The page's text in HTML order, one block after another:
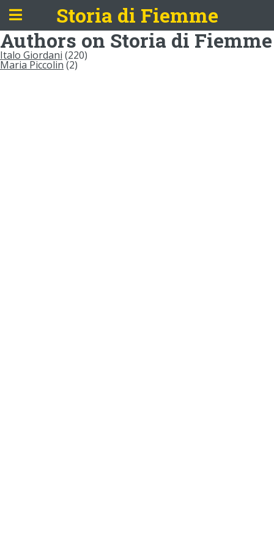
Storia di Fiemme
Authors on Storia di Fiemme
Italo Giordani (220)
Maria Piccolin (2)